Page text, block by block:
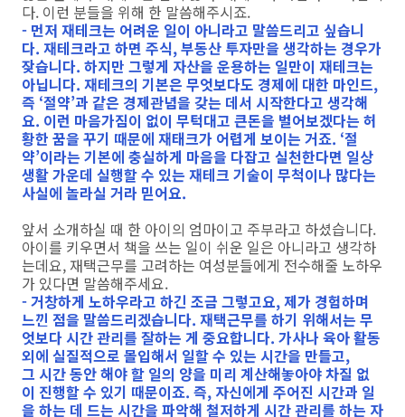
다. 이런 분들을 위해 한 말씀해주시죠.
- 먼저 재테크는 어려운 일이 아니라고 말씀드리고 싶습니
다. 재테크라고 하면 주식, 부동산 투자만을 생각하는 경우가
잦습니다. 하지만 그렇게 자산을 운용하는 일만이 재테크는
아닙니다. 재테크의 기본은 무엇보다도 경제에 대한 마인드,
즉 ‘절약’과 같은 경제관념을 갖는 데서 시작한다고 생각해
요. 이런 마음가짐이 없이 무턱대고 큰돈을 벌어보겠다는 허
황한 꿈을 꾸기 때문에 재태크가 어렵게 보이는 거죠. ‘절
약’이라는 기본에 충실하게 마음을 다잡고 실천한다면 일상
생활 가운데 실행할 수 있는 재테크 기술이 무척이나 많다는
사실에 놀라실 거라 믿어요.
앞서 소개하실 때 한 아이의 엄마이고 주부라고 하셨습니다.
아이를 키우면서 책을 쓰는 일이 쉬운 일은 아니라고 생각하
는데요, 재택근무를 고려하는 여성분들에게 전수해줄 노하우
가 있다면 말씀해주세요.
- 거창하게 노하우라고 하긴 조금 그렇고요, 제가 경험하며
느낀 점을 말씀드리겠습니다. 재택근무를 하기 위해서는 무
엇보다 시간 관리를 잘하는 게 중요합니다. 가사나 육아 활동
외에 실질적으로 몰입해서 일할 수 있는 시간을 만들고,
그 시간 동안 해야 할 일의 양을 미리 계산해놓아야 차질 없
이 진행할 수 있기 때문이죠. 즉, 자신에게 주어진 시간과 일
을 하는 데 드는 시간을 파악해 철저하게 시간 관리를 하는 자